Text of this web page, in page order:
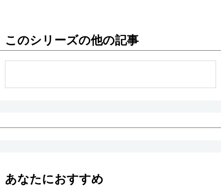
このシリーズの他の記事
あなたにおすすめ